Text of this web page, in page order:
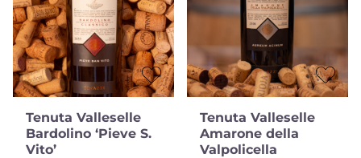
Tenuta Valleselle
Bardolino ‘Pieve S.
Vito’
Tenuta Valleselle
Amarone della
Valpolicella